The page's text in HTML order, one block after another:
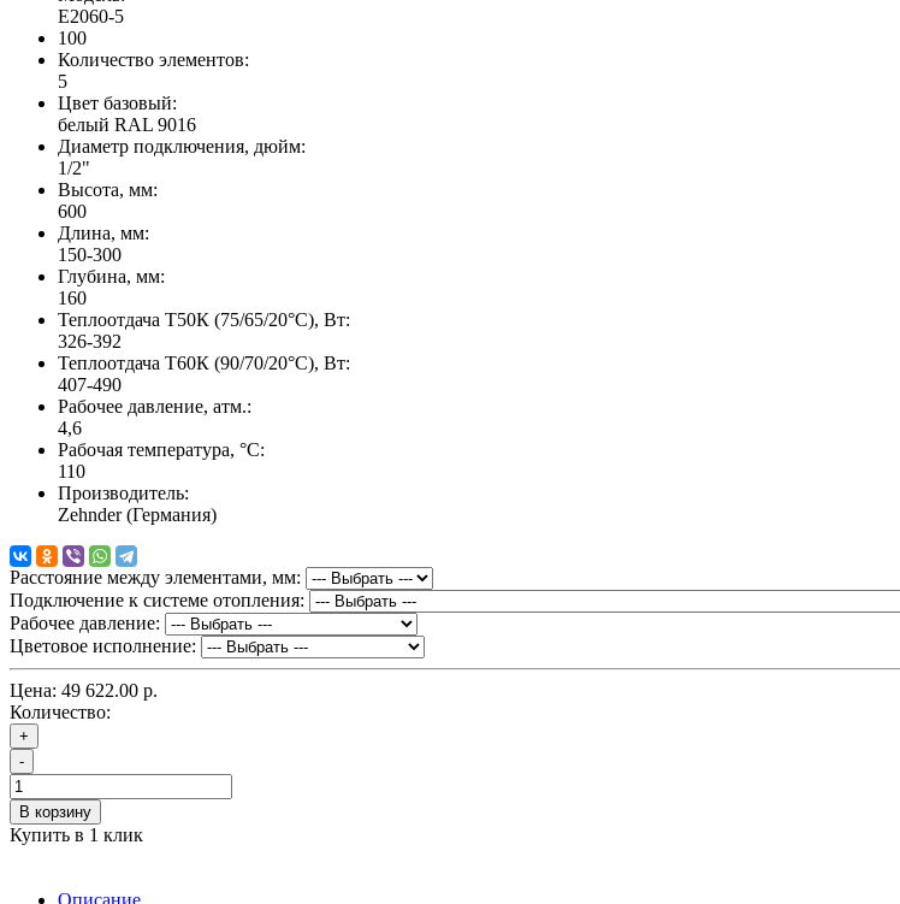
E2060-5
100
Количество элементов:
5
Цвет базовый:
белый RAL 9016
Диаметр подключения, дюйм:
1/2"
Высота, мм:
600
Длина, мм:
150-300
Глубина, мм:
160
Теплоотдача Т50К (75/65/20°C), Вт:
326-392
Теплоотдача Т60К (90/70/20°C), Вт:
407-490
Рабочее давление, атм.:
4,6
Рабочая температура, °C:
110
Производитель:
Zehnder (Германия)
Расстояние между элементами, мм:
Подключение к системе отопления:
Рабочее давление:
Цветовое исполнение:
Цена: 49 622.00 р.
Количество:
+
-
В корзину
Купить в 1 клик